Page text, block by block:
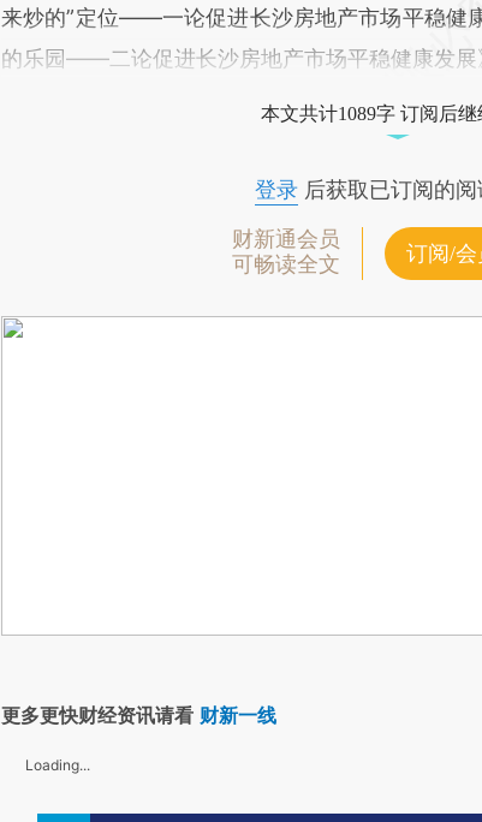
来炒的”定位——一论促进长沙房地产市场平稳健
的乐园——二论促进长沙房地产市场平稳健康发展
本文共计1089字 订阅后
登录后获取已订阅的阅
财新通会员
可畅读全文
订阅/会
更多更快财经资讯请看 财新一线
Loading...